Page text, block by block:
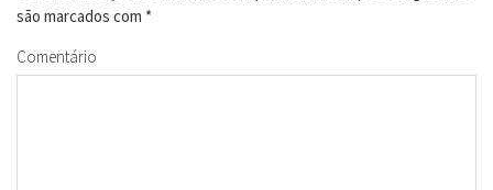
são marcados com *
Comentário